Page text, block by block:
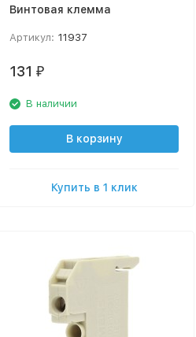
Винтовая клемма
Артикул: 11937
131 ₽
В наличии
В корзину
Купить в 1 клик